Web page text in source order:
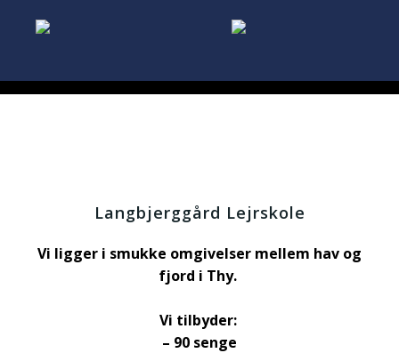
Langbjerggård Lejrskole
Vi ligger i smukke omgivelser mellem hav og
fjord i Thy.
Vi tilbyder:
– 90 senge